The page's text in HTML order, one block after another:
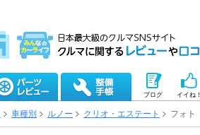
ブログ イイね！
車種別 ルノー クリオ・エステート フォト